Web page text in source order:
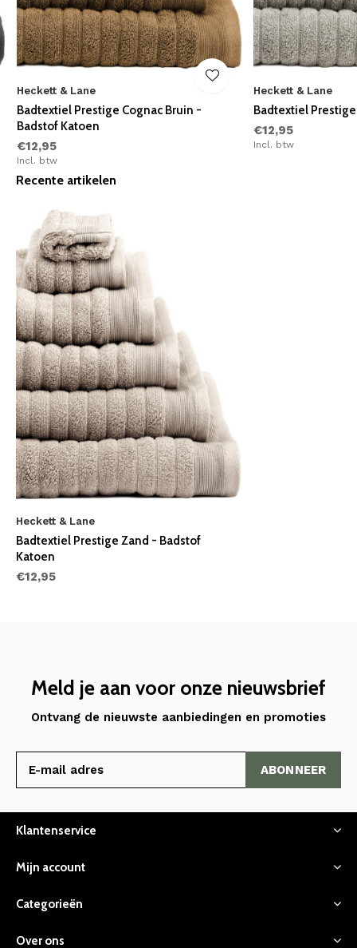
Heckett & Lane
Badtextiel Prestige Cognac Bruin -
Badstof Katoen
€12,95
Incl. btw
Heckett & Lane
Badtextiel
€12,95
Incl. btw
Recente artikelen
Heckett & Lane
Badtextiel Prestige Zand - Badstof
Katoen
€12,95
Meld je aan voor onze nieuwsbrief
Ontvang de nieuwste aanbiedingen en promoties
ABONNEER
Klantenservice
Mijn account
Categorieën
Over ons